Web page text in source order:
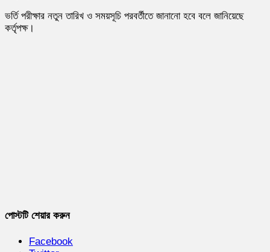
ভর্তি পরীক্ষার নতুন তারিখ ও সময়সূচি পরবর্তীতে জানানো হবে বলে জানিয়েছে
কর্তৃপক্ষ।
পোস্টটি শেয়ার করুন
Facebook